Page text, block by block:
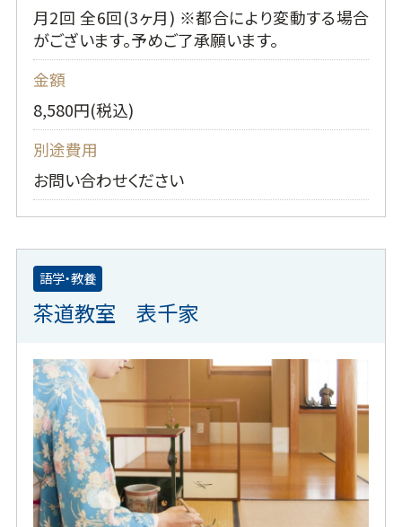
月2回 全6回(3ヶ月) ※都合により変動する場合
がございます。予めご了承願います。
金額
8,580円(税込)
別途費用
お問い合わせください
茶道教室 表千家
語学・教養